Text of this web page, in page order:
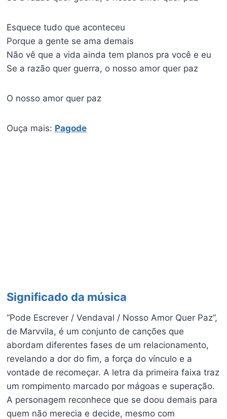
Esquece tudo que aconteceu
Porque a gente se ama demais
Não vê que a vida ainda tem planos pra você e eu
Se a razão quer guerra, o nosso amor quer paz
O nosso amor quer paz
Ouça mais: Pagode
Significado da música
“Pode Escrever / Vendaval / Nosso Amor Quer Paz”,
de Marvvila, é um conjunto de canções que
abordam diferentes fases de um relacionamento,
revelando a dor do fim, a força do vínculo e a
vontade de recomeçar. A letra da primeira faixa traz
um rompimento marcado por mágoas e superação.
A personagem reconhece que se doou demais para
quem não merecia e decide, mesmo com